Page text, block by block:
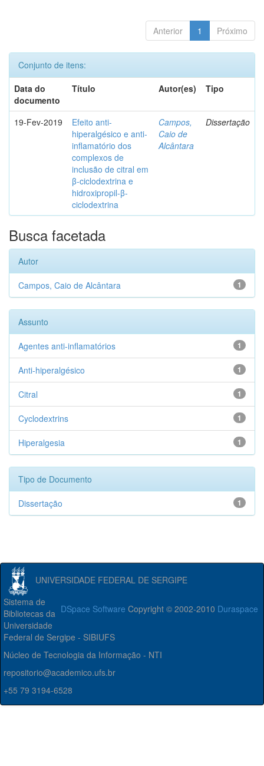
Anterior 1 Próximo
Conjunto de itens:
Data do
documento
Título Autor(es) Tipo
19-Fev-2019
Efeito anti-
hiperalgésico e anti-
inflamatório dos
complexos de
inclusão de citral em
β-ciclodextrina e
hidroxipropil-β-
ciclodextrina
Campos,
Caio de
Alcântara
Dissertação
Busca facetada
Autor
1
Campos, Caio de Alcântara
Assunto
1
Agentes anti-inflamatórios
1
Anti-hiperalgésico
1
Citral
1
Cyclodextrins
1
Hiperalgesia
Tipo de Documento
1
Dissertação
UNIVERSIDADE FEDERAL DE SERGIPE
DSpace Software Copyright © 2002-2010 Duraspace
Sistema de
Bibliotecas da
Universidade
Federal de Sergipe - SIBIUFS
Núcleo de Tecnologia da Informação - NTI
repositorio@academico.ufs.br
+55 79 3194-6528